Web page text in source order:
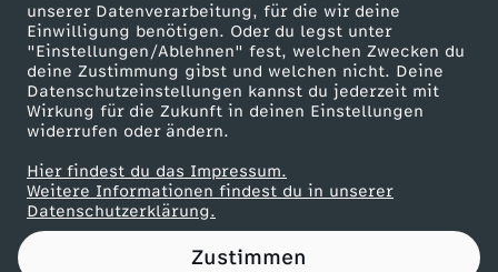
unserer Datenverarbeitung, für die wir deine
Einwilligung benötigen. Oder du legst unter
"Einstellungen/Ablehnen" fest, welchen Zwecken du
deine Zustimmung gibst und welchen nicht. Deine
Datenschutzeinstellungen kannst du jederzeit mit
Wirkung für die Zukunft in deinen Einstellungen
widerrufen oder ändern.
Hier findest du das Impressum.
Weitere Informationen findest du in unserer
Datenschutzerklärung.
Zustimmen
n
:
P
r
o
Mainzelmännchen
Partner